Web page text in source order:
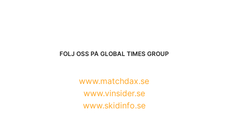
FÖLJ OSS PÅ GLOBAL TIMES GROUP
www.matchdax.se
www.vinsider.se
www.skidinfo.se